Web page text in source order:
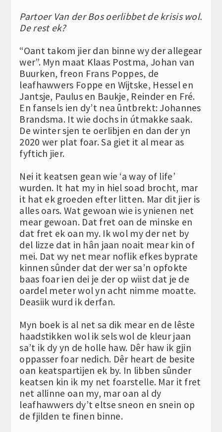
Partoer Van der Bos oerlibbet de krisis wol.
De rest ek?
“Oant takom jier dan binne wy der allegear
wer”. Myn maat Klaas Postma, Johan van
Buurken, freon Frans Poppes, de
leafhawwers Foppe en Wijtske, Hessel en
Jantsje, Paulus en Baukje, Reinder en Fré.
En fansels ien dy’t nea ûntbrekt: Johannes
Brandsma. It wie dochs in útmakke saak.
De winter sjen te oerlibjen en dan der yn
2020 wer plat foar. Sa giet it al mear as
fyftich jier.
Nei it keatsen gean wie ‘a way of life’
wurden. It hat my in hiel soad brocht, mar
it hat ek groeden efter litten. Mar dit jier is
alles oars. Wat gewoan wie is ynienen net
mear gewoan. Dat fret oan de minske en
dat fret ek oan my. Ik wol my der net by
del lizze dat in hân jaan noait mear kin of
mei. Dat wy net mear noflik efkes byprate
kinnen sûnder dat der wer sa’n opfokte
baas foar ien dei je der op wiist dat je de
oardel meter wol yn acht nimme moatte.
Deasiik wurd ik derfan.
Myn boek is al net sa dik mear en de lêste
haadstikken wol ik sels wol de kleur jaan
sa’t ik dy yn de holle haw. Dêr haw ik gjin
oppasser foar nedich. Dêr heart de besite
oan keatspartijen ek by. In libben sûnder
keatsen kin ik my net foarstelle. Mar it fret
net allinne oan my, mar oan al dy
leafhawwers dy’t eltse sneon en snein op
de fjilden te finen binne.